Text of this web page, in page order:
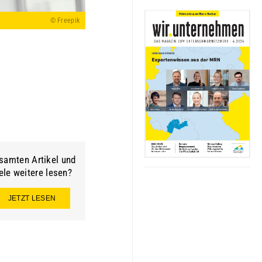
© Freepik
Artikel und
weitere lesen?
JETZT LESEN